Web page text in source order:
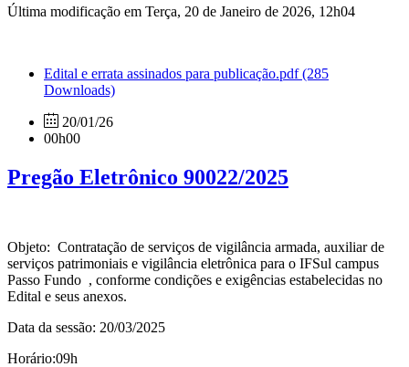
Última modificação em Terça, 20 de Janeiro de 2026, 12h04
Edital e errata assinados para publicação.pdf(285
Downloads)
20/01/26
00h00
Pregão Eletrônico 90022/2025
Objeto: Contratação de serviços de vigilância armada, auxiliar de
serviços patrimoniais e vigilância eletrônica para o IFSul campus
Passo Fundo , conforme condições e exigências estabelecidas no
Edital e seus anexos.
Data da sessão: 20/03/2025
Horário:09h